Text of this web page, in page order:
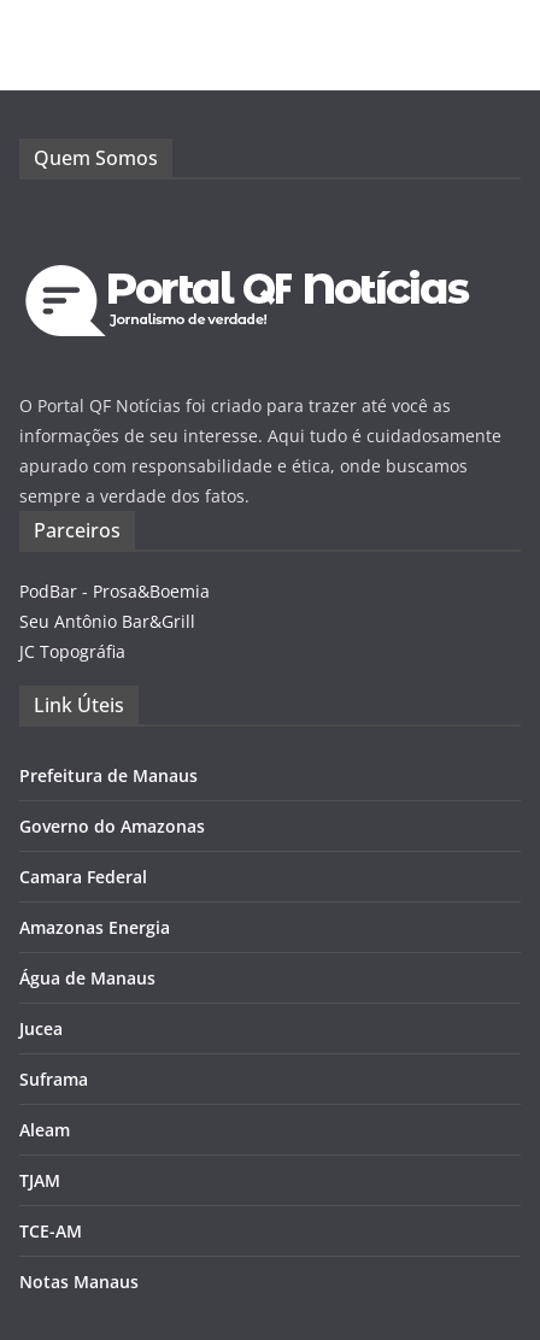
Quem Somos
O Portal QF Notícias foi criado para trazer até você as
informações de seu interesse. Aqui tudo é cuidadosamente
apurado com responsabilidade e ética, onde buscamos
sempre a verdade dos fatos.
Parceiros
PodBar - Prosa&Boemia
Seu Antônio Bar&Grill
JC Topográfia
Link Úteis
Prefeitura de Manaus
Governo do Amazonas
Camara Federal
Amazonas Energia
Água de Manaus
Jucea
Suframa
Aleam
TJAM
TCE-AM
Notas Manaus